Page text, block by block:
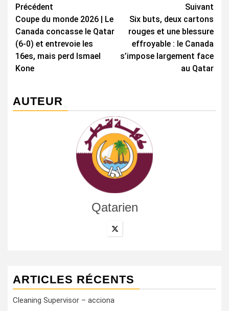
Navigation
d’article
Précédent
Coupe du monde 2026 | Le
Canada concasse le Qatar
(6-0) et entrevoie les
16es, mais perd Ismael
Kone
Suivant
Six buts, deux cartons
rouges et une blessure
effroyable : le Canada
s’impose largement face
au Qatar
AUTEUR
Qatarien
ARTICLES RÉCENTS
Cleaning Supervisor – acciona